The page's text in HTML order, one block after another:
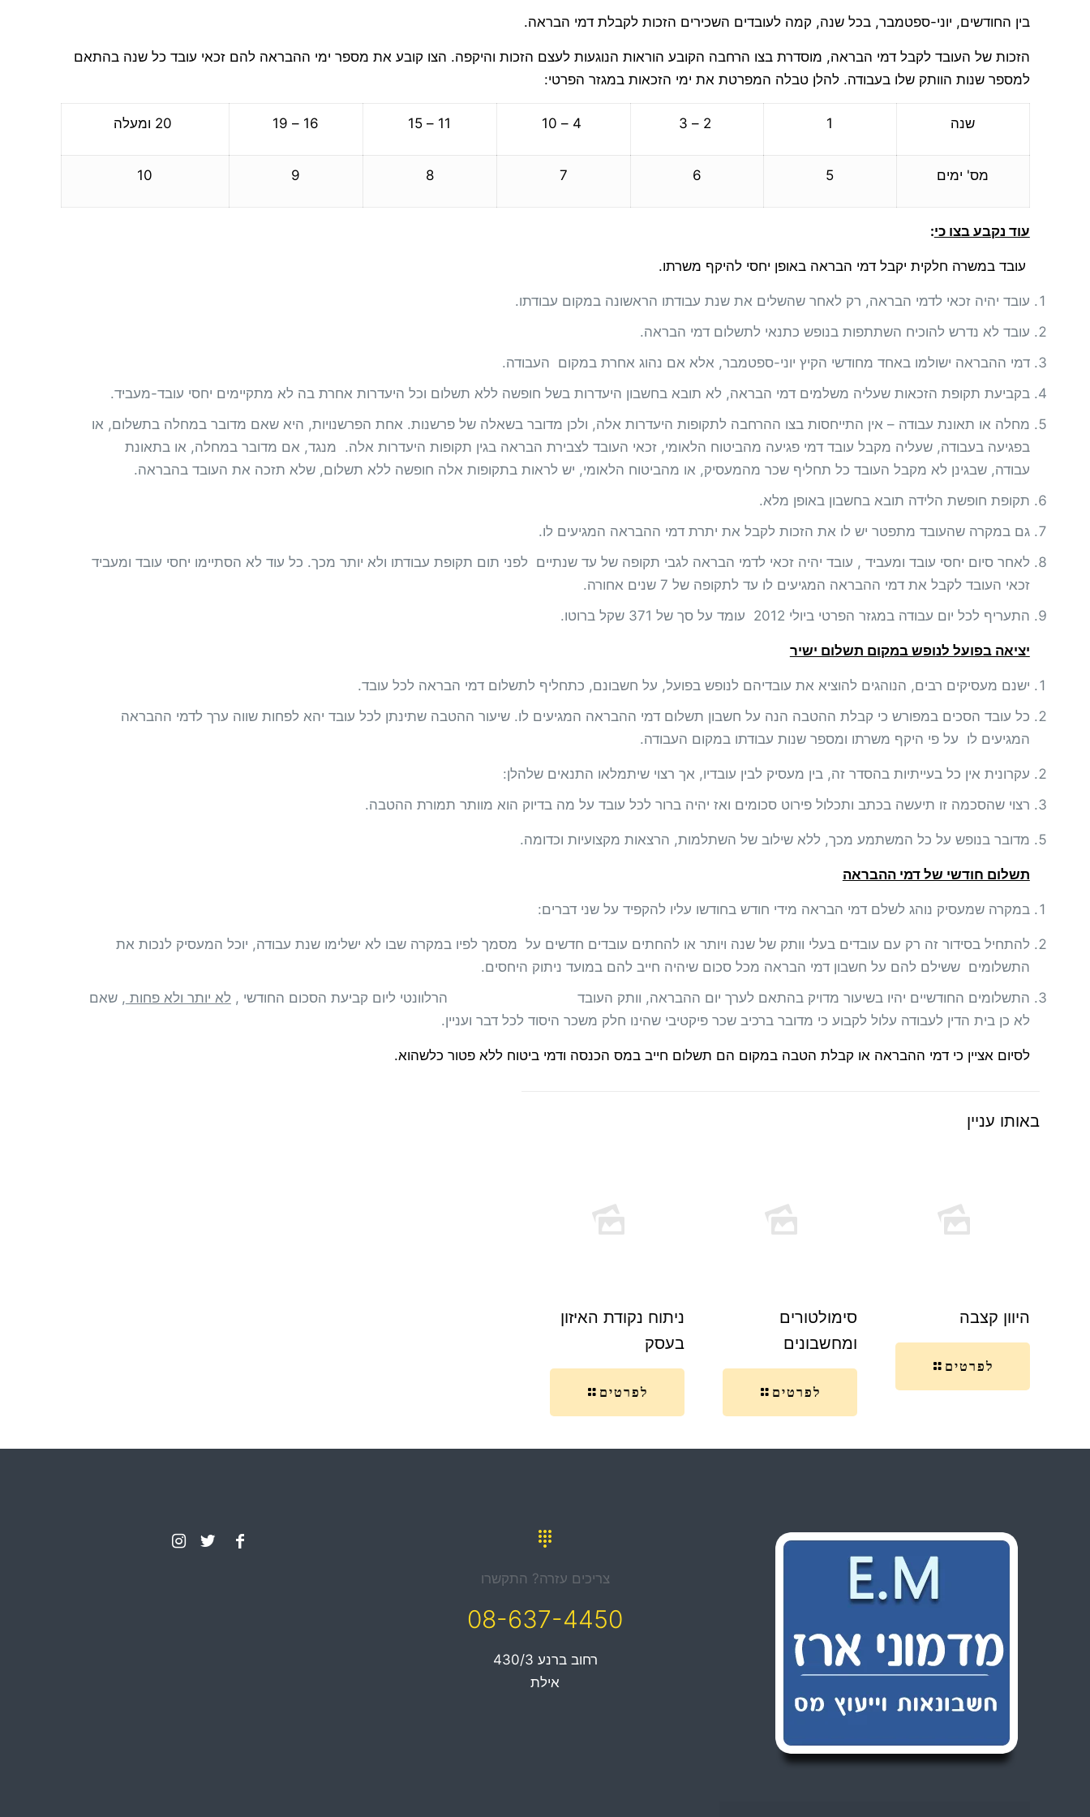
בין החודשים, יוני-ספטמבר, בכל שנה, קמה לעובדים השכירים הזכות לקבלת דמי הבראה.
הזכות של העובד לקבל דמי הבראה, מוסדרת בצו הרחבה הקובע הוראות הנוגעות לעצם הזכות והיקפה. הצו קובע את מספר ימי ההבראה להם זכאי עובד כל שנה בהתאם
למספר שנות הוותק שלו בעבודה. להלן טבלה המפרטת את ימי הזכאות במגזר הפרטי:
שנה 1
11 – 15
16 – 19
מס' ימים 5
6
7
8
9
10
עוד נקבע בצו כי:
עובד במשרה חלקית יקבל דמי הבראה באופן יחסי להיקף משרתו.
עובד יהיה זכאי לדמי הבראה, רק לאחר שהשלים את שנת עבודתו הראשונה במקום עבודתו.
עובד לא נדרש להוכיח השתתפות בנופש כתנאי לתשלום דמי הבראה.
דמי ההבראה ישולמו באחד מחודשי הקיץ יוני-ספטמבר, אלא אם נהוג אחרת במקום העבודה.
בקביעת תקופת הזכאות שעליה משלמים דמי הבראה, לא תובא בחשבון היעדרות בשל חופשה ללא תשלום וכל היעדרות אחרת בה לא מתקיימים יחסי עובד-מעביד.
מחלה או תאונת עבודה – אין התייחסות בצו ההרחבה לתקופות היעדרות אלה, ולכן מדובר בשאלה של פרשנות. אחת הפרשנויות, היא שאם מדובר במחלה בתשלום, או
בפגיעה בעבודה, שעליה מקבל עובד דמי פגיעה מהביטוח הלאומי, זכאי העובד לצבירת הבראה בגין תקופות היעדרות אלה. מנגד, אם מדובר במחלה, או בתאונת
עבודה, שבגינן לא מקבל העובד כל תחליף שכר מהמעסיק, או מהביטוח הלאומי, יש לראות בתקופות אלה חופשה ללא תשלום, שלא תזכה את העובד בהבראה.
תקופת חופשת הלידה תובא בחשבון באופן מלא.
גם במקרה שהעובד מתפטר יש לו את הזכות לקבל את יתרת דמי ההבראה המגיעים לו.
לאחר סיום יחסי עובד ומעביד , עובד יהיה זכאי לדמי הבראה לגבי תקופה של עד שנתיים לפני תום תקופת עבודתו ולא יותר מכך. כל עוד לא הסתיימו יחסי עובד ומעביד
זכאי העובד לקבל את דמי ההבראה המגיעים לו עד לתקופה של 7 שנים אחורה.
התעריף לכל יום עבודה במגזר הפרטי ביולי 2012 עומד על סך של 371 שקל ברוטו.
יציאה בפועל לנופש במקום תשלום ישיר
ישנם מעסיקים רבים, הנוהגים להוציא את עובדיהם לנופש בפועל, על חשבונם, כתחליף לתשלום דמי הבראה לכל עובד.
כל עובד הסכים במפורש כי קבלת ההטבה הנה על חשבון תשלום דמי ההבראה המגיעים לו. שיעור ההטבה שתינתן לכל עובד יהא לפחות שווה ערך לדמי ההבראה
המגיעים לו על פי היקף משרתו ומספר שנות עבודתו במקום העבודה.
עקרונית אין כל בעייתיות בהסדר זה, בין מעסיק לבין עובדיו, אך רצוי שיתמלאו התנאים שלהלן:
רצוי שהסכמה זו תיעשה בכתב ותכלול פירוט סכומים ואז יהיה ברור לכל עובד על מה בדיוק הוא מוותר תמורת ההטבה.
מדובר בנופש על כל המשתמע מכך, ללא שילוב של השתלמות, הרצאות מקצועיות וכדומה.
תשלום חודשי של דמי ההבראה
במקרה שמעסיק נוהג לשלם דמי הבראה מידי חודש בחודשו עליו להקפיד על שני דברים:
להתחיל בסידור זה רק עם עובדים בעלי וותק של שנה ויותר או להחתים עובדים חדשים על מסמך לפיו במקרה שבו לא ישלימו שנת עבודה, יוכל המעסיק לנכות את
התשלומים ששילם להם על חשבון דמי הבראה מכל סכום שיהיה חייב להם במועד ניתוק היחסים.
התשלומים החודשיים יהיו בשיעור מדויק בהתאם לערך יום ההבראה, וותק העובד הרלוונטי ליום קביעת הסכום החודשי , לא יותר ולא פחות , שאם
לא כן בית הדין לעבודה עלול לקבוע כי מדובר ברכיב שכר פיקטיבי שהינו חלק משכר היסוד לכל דבר ועניין.
לסיום אציין כי דמי ההבראה או קבלת הטבה במקום הם תשלום חייב במס הכנסה ודמי ביטוח ללא פטור כלשהוא.
באותו עניין
היוון קצבה
לפרטים
סימולטורים
ומחשבונים
לפרטים
‏‏ניתוח נקודת האיזון
בעסק
לפרטים
צריכים עזרה? התקשרו
08-637-4450
רחוב ברנע 430/3
אילת